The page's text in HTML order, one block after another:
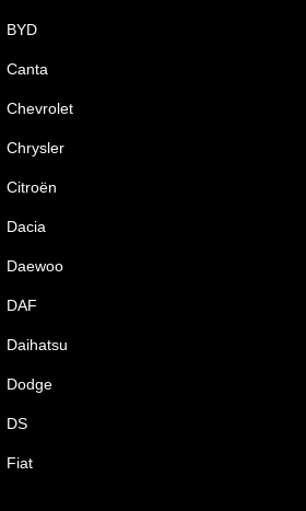
BYD
Canta
Chevrolet
Chrysler
Citroën
Dacia
Daewoo
DAF
Daihatsu
Dodge
DS
Fiat